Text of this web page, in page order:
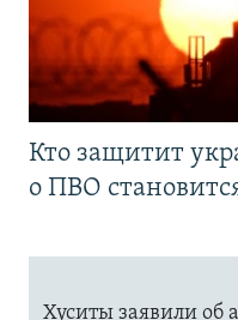
Кто защитит
о ПВО